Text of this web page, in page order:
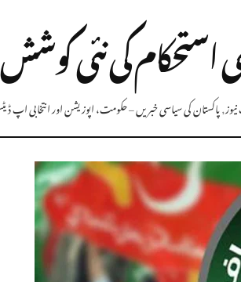
استحکام کی نئی کوشش
,پاکستان کی سیاسی خبریں – حکومت، اپوزیشن اور انتخابی اپ